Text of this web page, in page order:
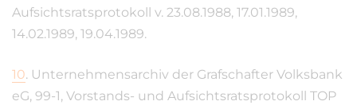
Aufsichtsratsprotokoll v. 23.08.1988, 17.01.1989,
14.02.1989, 19.04.1989.
10. Unternehmensarchiv der Grafschafter Volksbank
eG, 99-1, Vorstands- und Aufsichtsratsprotokoll TOP